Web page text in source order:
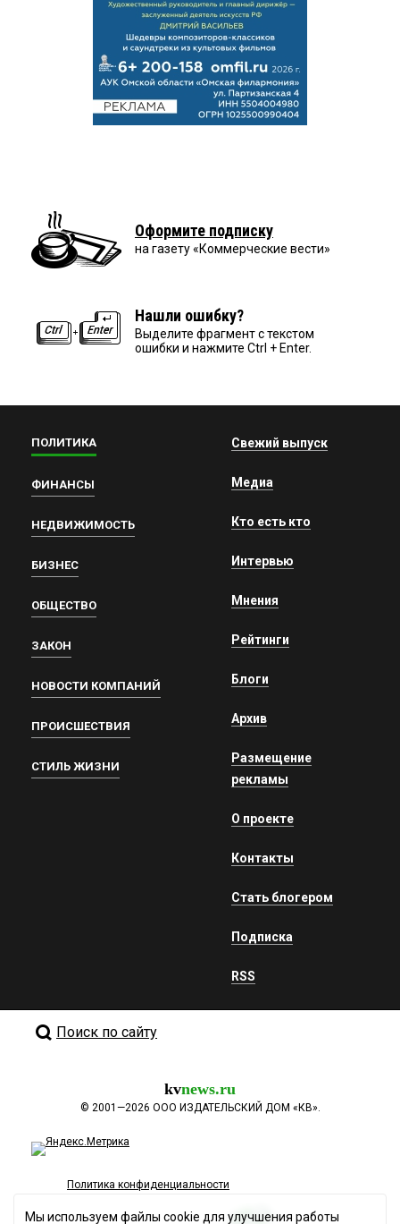
Оформите подписку
на газету «Коммерческие вести»
Нашли ошибку?
Выделите фрагмент с текстом
ошибки и нажмите Ctrl + Enter.
ПОЛИТИКА
ФИНАНСЫ
НЕДВИЖИМОСТЬ
БИЗНЕС
ОБЩЕСТВО
ЗАКОН
НОВОСТИ КОМПАНИЙ
ПРОИСШЕСТВИЯ
СТИЛЬ ЖИЗНИ
Свежий выпуск
Медиа
Кто есть кто
Интервью
Мнения
Рейтинги
Блоги
Архив
Размещение
рекламы
О проекте
Контакты
Стать блогером
Подписка
RSS
Поиск по сайту
kvnews.ru
© 2001—2026 ООО ИЗДАТЕЛЬСКИЙ ДОМ «КВ».
Политика конфиденциальности
Мы используем файлы cookie для улучшения работы